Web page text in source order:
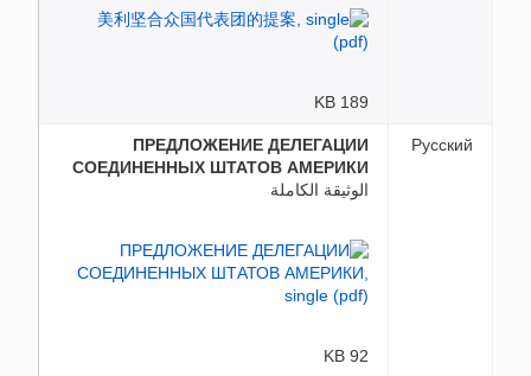
189 KB
Русский
ПРЕДЛОЖЕНИЕ ДЕЛЕГАЦИИ
СОЕДИНЕННЫХ ШТАТОВ АМЕРИКИ
الوثيقة الكاملة
92 KB